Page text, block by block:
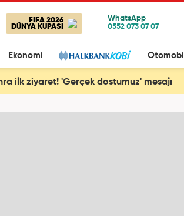
FIFA 2026
DÜNYA KUPASI
Ekonomi Otomobil
ilk ziyaret! 'Gerçek dostumuz' mesajı